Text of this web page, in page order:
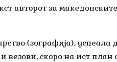
авторот за
(зографија), успеала
скоро на ист план